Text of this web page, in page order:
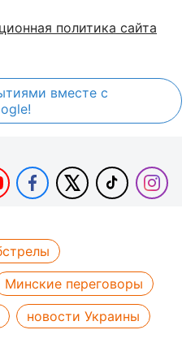
политика сайта
вместе с
Минские переговоры
новости Украины